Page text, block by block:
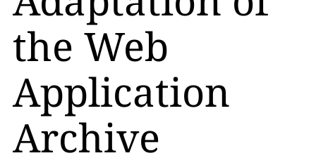
the Web
Application
Archive